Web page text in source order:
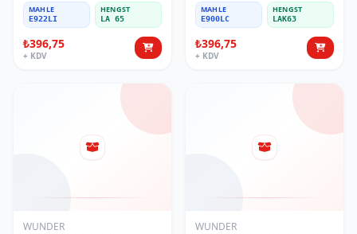
MAHLE
E922LI
HENGST
LA 65
₺396,75
+ KDV
MAHLE
E900LC
HENGST
LAK63
₺396,75
+ KDV
WUNDER WUNDER